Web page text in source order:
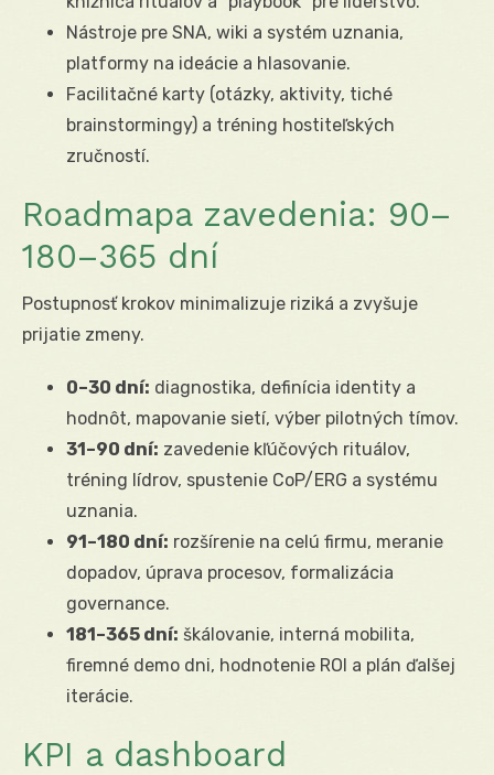
Nástroje pre SNA, wiki a systém uznania,
platformy na ideácie a hlasovanie.
Facilitačné karty (otázky, aktivity, tiché
brainstormingy) a tréning hostiteľských
zručností.
Roadmapa zavedenia: 90–
180–365 dní
Postupnosť krokov minimalizuje riziká a zvyšuje
prijatie zmeny.
0–30 dní: diagnostika, definícia identity a
hodnôt, mapovanie sietí, výber pilotných tímov.
31–90 dní: zavedenie kľúčových rituálov,
tréning lídrov, spustenie CoP/ERG a systému
uznania.
91–180 dní: rozšírenie na celú firmu, meranie
dopadov, úprava procesov, formalizácia
governance.
181–365 dní: škálovanie, interná mobilita,
firemné demo dni, hodnotenie ROI a plán ďalšej
iterácie.
KPI a dashboard